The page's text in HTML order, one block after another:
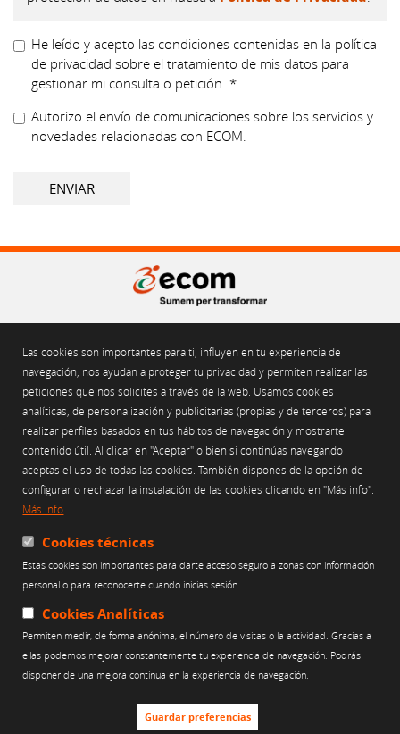
Las cookies son importantes para ti, influyen en tu experiencia de
navegación, nos ayudan a proteger tu privacidad y permiten realizar las
peticiones que nos solicites a través de la web. Usamos cookies
analíticas, de personalización y publicitarias (propias y de terceros) para
realizar perfiles basados en tus hábitos de navegación y mostrarte
contenido útil. Al clicar en "Aceptar" o bien si continúas navegando
aceptas el uso de todas las cookies. También dispones de la opción de
configurar o rechazar la instalación de las cookies clicando en "Más info".
Más info
Cookies técnicas
Estas cookies son importantes para darte acceso seguro a zonas con información
personal o para reconocerte cuando inicias sesión.
Cookies Analíticas
Permiten medir, de forma anónima, el número de visitas o la actividad. Gracias a
ellas podemos mejorar constantemente tu experiencia de navegación. Podrás
disponer de una mejora continua en la experiencia de navegación.
Guardar preferencias
He leído y acepto las condiciones contenidas en la política
de privacidad sobre el tratamiento de mis datos para
gestionar mi consulta o petición. *
* Autorizo el envío de comunicaciones sobre los servicios y
novedades relacionadas con ECOM.
ENVIAR
Tel. 93 451 55 50 Fax. 93 451 69 04ecom@ecom.cat
Sello de Garantía LOPD-LSSICE
AVISO LEGAL
POLÍTICA DE PRIVACIDAD
POLÍTICA DE USO DE COOKIES
Web financiada por: